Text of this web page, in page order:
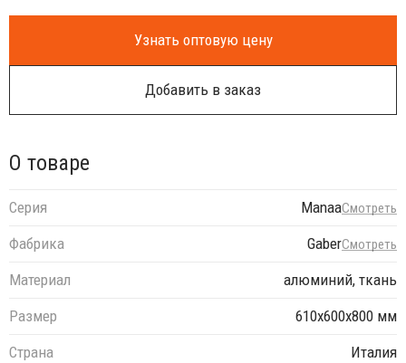
Узнать оптовую цену
Добавить в заказ
О товаре
Серия ManaaСмотреть
Фабрика GaberСмотреть
Материал
алюминий, ткань
Размер
610х600х800 мм
Страна
Италия